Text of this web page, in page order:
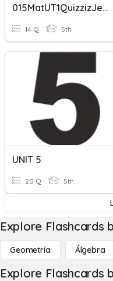
015MatUT1QuizzizJerarquiaoperaciones
14 Q 5th
UNIT 5
20 Q 5th
Explore Flashcards
Geometría Álgebra
Explore Flashcards